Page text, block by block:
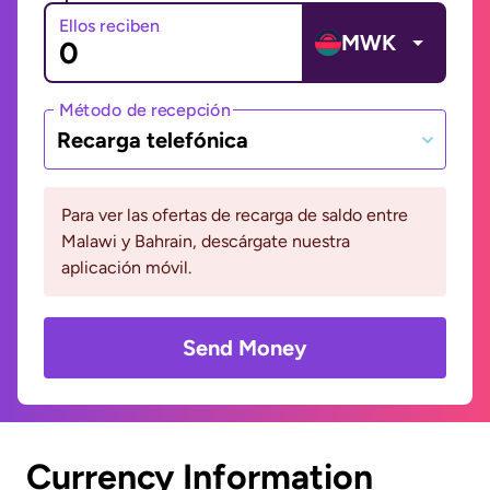
Ellos reciben
MWK
Método de recepción
Recarga telefónica
Para ver las ofertas de recarga de saldo entre
Malawi y Bahrain, descárgate nuestra
aplicación móvil.
Send Money
Currency Information